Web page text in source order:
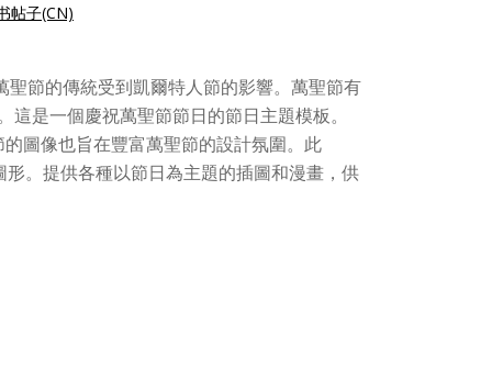
帖子(CN)
節的傳統受到凱爾特人節的影響。萬聖節有
是一個慶祝萬聖節節日的節日主題模板。
圖像也旨在豐富萬聖節的設計氛圍。此
。提供各種以節日為主題的插圖和漫畫，供